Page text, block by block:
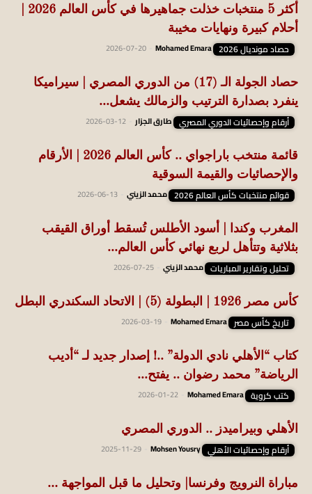
أحلام كبيرة ونهايات مخيبة
حصاد مونديال 2026 Mohamed Emara
2026-07-20
حصاد الجولة الـ (17) من الدوري المصري | سيراميكا
ينفرد بصدارة الترتيب والزمالك يشعل...
أرقام وإحصائيات الدوري المصري طارق الجزار 2026-03-12
قائمة منتخب باراجواي .. كأس العالم 2026 | الأرقام
والإحصائيات والقيمة السوقية
قوائم منتخبات كأس العالم 2026 محمد الزيني 2026-06-13
المغرب وكندا | أسود الأطلس تُسقط أوراق القيقب
بثلاثية وتتأهل لربع نهائي كأس العالم...
تحليل وتقارير المباريات محمد الزيني 2026-07-25
كأس مصر 1926 | البطولة (5) | الاتحاد السكندري البطل
تاريخ كأس مصر Mohamed Emara
2026-03-19
كتاب “الأهلي نادي الدولة” ..! إصدار جديد لـ “أديب
الرياضة” محمد رضوان .. يفتح...
كتب كروية Mohamed Emara
2026-01-22
الأهلي وبيراميدز .. الدوري المصري
أرقام وإحصائيات الأهلي Mohsen Yousry
2025-11-29
مباراة النرويج وفرنسا| وتحليل ما قبل المواجهة …